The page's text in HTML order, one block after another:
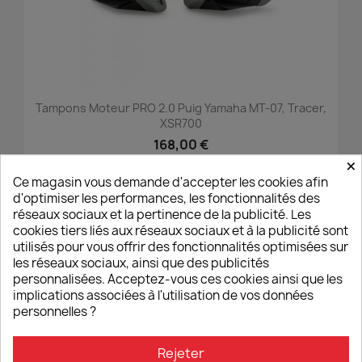
Tampons Moteur PRO 2.0 Puig Yamaha MT-07, Tracer,
XSR700
168,00 €
favorite_border
×
Ce magasin vous demande d'accepter les cookies afin
d'optimiser les performances, les fonctionnalités des
réseaux sociaux et la pertinence de la publicité. Les
cookies tiers liés aux réseaux sociaux et à la publicité sont
utilisés pour vous offrir des fonctionnalités optimisées sur
les réseaux sociaux, ainsi que des publicités
personnalisées. Acceptez-vous ces cookies ainsi que les
implications associées à l'utilisation de vos données
personnelles ?
Rejeter